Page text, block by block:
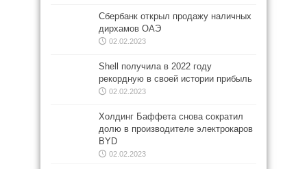
Сбербанк открыл продажу наличных
дирхамов ОАЭ
02.02.2023
Shell получила в 2022 году
рекордную в своей истории прибыль
02.02.2023
Холдинг Баффета снова сократил
долю в производителе электрокаров
BYD
02.02.2023